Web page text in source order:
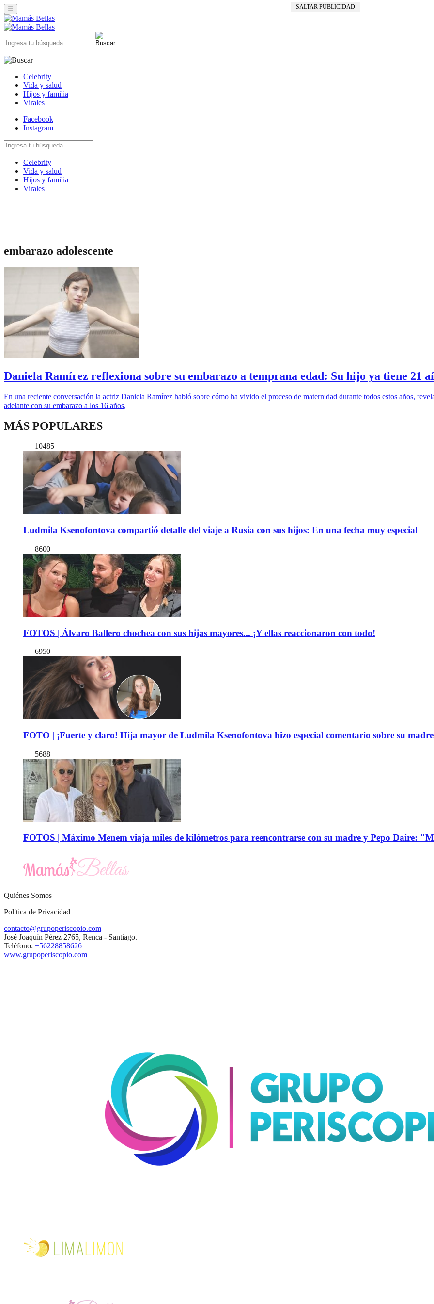
SALTAR PUBLICIDAD
☰
Celebrity
Vida y salud
Hijos y familia
Virales
Facebook
Instagram
Celebrity
Vida y salud
Hijos y familia
Virales
embarazo adolescente
Daniela Ramírez reflexiona sobre su embarazo a temprana edad: Su hijo ya tiene 21
En una reciente conversación la actriz Daniela Ramírez habló sobre cómo ha vivido el proceso de maternidad durante todos estos años,
adelante con su embarazo a los 16 años,
MÁS POPULARES
10485
Ludmila Ksenofontova compartió detalle del viaje a Rusia con sus hijos: En una fecha muy especial
8600
FOTOS | Álvaro Ballero chochea con sus hijas mayores... ¡Y ellas reaccionaron con todo!
6950
FOTO | ¡Fuerte y claro! Hija mayor de Ludmila Ksenofontova hizo especial comentario sobre su madre
5688
FOTOS | Máximo Menem viaja miles de kilómetros para reencontrarse con su madre y Pepo Daire:
Quiénes Somos
Política de Privacidad
contacto@grupoperiscopio.com
José Joaquín Pérez 2765, Renca - Santiago.
Teléfono: +56228858626
www.grupoperiscopio.com